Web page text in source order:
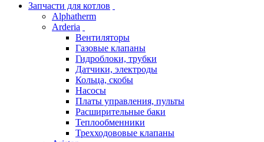
Запчасти для котлов
Alphatherm
Arderia
Вентиляторы
Газовые клапаны
Гидроблоки, трубки
Датчики, электроды
Кольца, скобы
Насосы
Платы управления, пульты
Расширительные баки
Теплообменники
Трехходововые клапаны